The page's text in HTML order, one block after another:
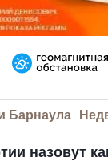
Барнаула
назовут